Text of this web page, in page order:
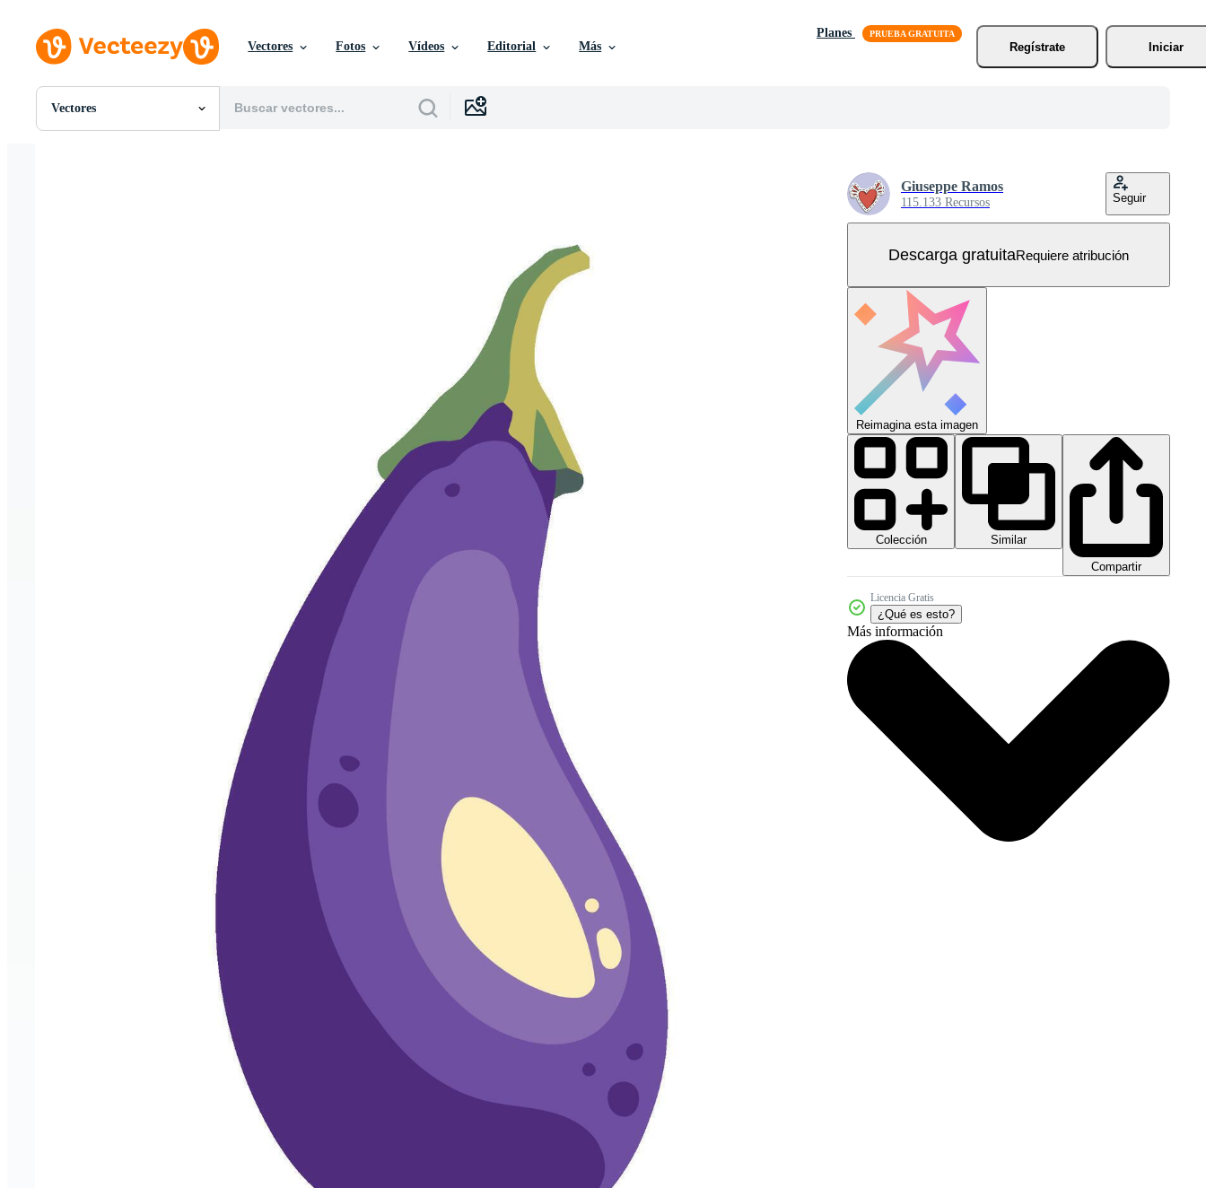
Vectores Fotos Vídeos Editorial Más
Planes
Regístrate
Iniciar
Vectores
Todas Imágenes
Giuseppe Ramos
115.133 Recursos Seguir
Descarga gratuitaRequiere atribución
Reimagina esta imagen
Colección
Similar
Compartir
Licencia Gratis
¿Qué es esto?
Más información